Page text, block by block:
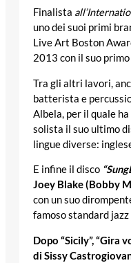
Finalista
uno dei suoi primi
Live Art Boston
2013 con il suo
Tra gli altri lavori,
batterista e
Albela, per il quale
solista il suo ultimo
lingue diverse:
E infine il disco
Joey Blake (Bobby
con un suo
famoso standard jazz
Dopo “Sicily”, “Gira
di Sissy